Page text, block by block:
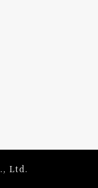
Ltd.